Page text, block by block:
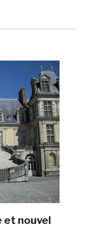
et nouvel